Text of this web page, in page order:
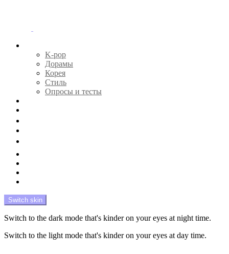
K-pop
Дорамы
Корея
Стиль
Опросы и тесты
Switch skin
Switch to the dark mode that's kinder on your eyes at night time.
Switch to the light mode that's kinder on your eyes at day time.